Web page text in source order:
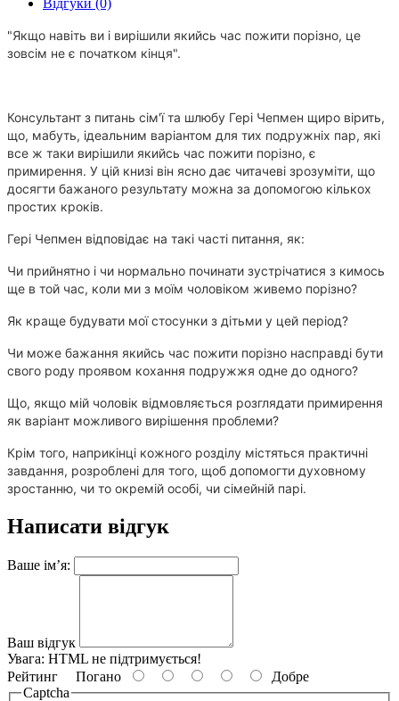
Відгуки (0)
"Якщо навіть ви і вирішили якийсь час пожити порізно, це
зовсім не є початком кінця".
Консультант з питань сім'ї та шлюбу Гері Чепмен щиро вірить,
що, мабуть, ідеальним варіантом для тих подружніх пар, які
все ж таки вирішили якийсь час пожити порізно, є
примирення. У цій книзі він ясно дає читачеві зрозуміти, що
досягти бажаного результату можна за допомогою кількох
простих кроків.
Гері Чепмен відповідає на такі часті питання, як:
Чи прийнятно і чи нормально починати зустрічатися з кимось
ще в той час, коли ми з моїм чоловіком живемо порізно?
Як краще будувати мої стосунки з дітьми у цей період?
Чи може бажання якийсь час пожити порізно насправді бути
свого роду проявом кохання подружжя одне до одного?
Що, якщо мій чоловік відмовляється розглядати примирення
як варіант можливого вирішення проблеми?
Крім того, наприкінці кожного розділу містяться практичні
завдання, розроблені для того, щоб допомогти духовному
зростанню, чи то окремій особі, чи сімейній парі.
Написати відгук
Ваше ім’я:
Ваш відгук
Увага: HTML не підтримується!
Рейтинг Погано
Добре
Captcha